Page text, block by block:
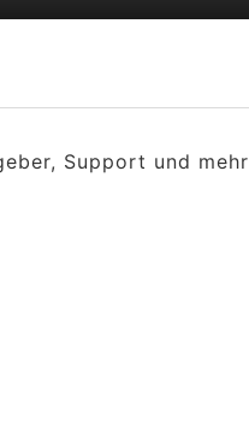
Support und mehr